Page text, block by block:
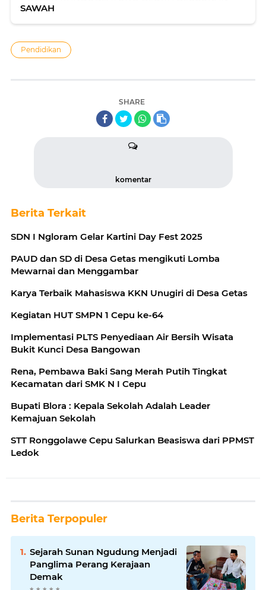
SAWAH
Pendidikan
SHARE
komentar
Berita Terkait
SDN I Ngloram Gelar Kartini Day Fest 2025
PAUD dan SD di Desa Getas mengikuti Lomba
Mewarnai dan Menggambar
Karya Terbaik Mahasiswa KKN Unugiri di Desa Getas
Kegiatan HUT SMPN 1 Cepu ke-64
Implementasi PLTS Penyediaan Air Bersih Wisata
Bukit Kunci Desa Bangowan
Rena, Pembawa Baki Sang Merah Putih Tingkat
Kecamatan dari SMK N I Cepu
Bupati Blora : Kepala Sekolah Adalah Leader
Kemajuan Sekolah
STT Ronggolawe Cepu Salurkan Beasiswa dari PPMST
Ledok
Berita Terpopuler
Sejarah Sunan Ngudung Menjadi
Panglima Perang Kerajaan
Demak